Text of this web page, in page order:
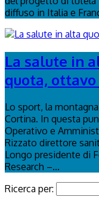
diffuso in Italia e
La salute in
quota,
Lo sport, la
Cortina. In questa
Operativo e
Rizzato direttore
Longo presidente di
Research –...
Ricerca per: